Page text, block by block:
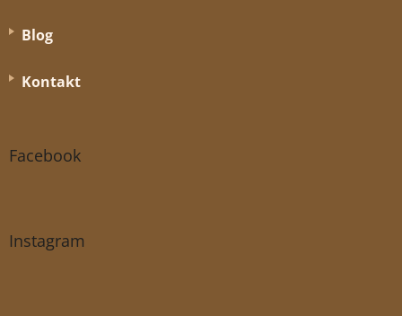
Blog
Kontakt
Facebook
Instagram